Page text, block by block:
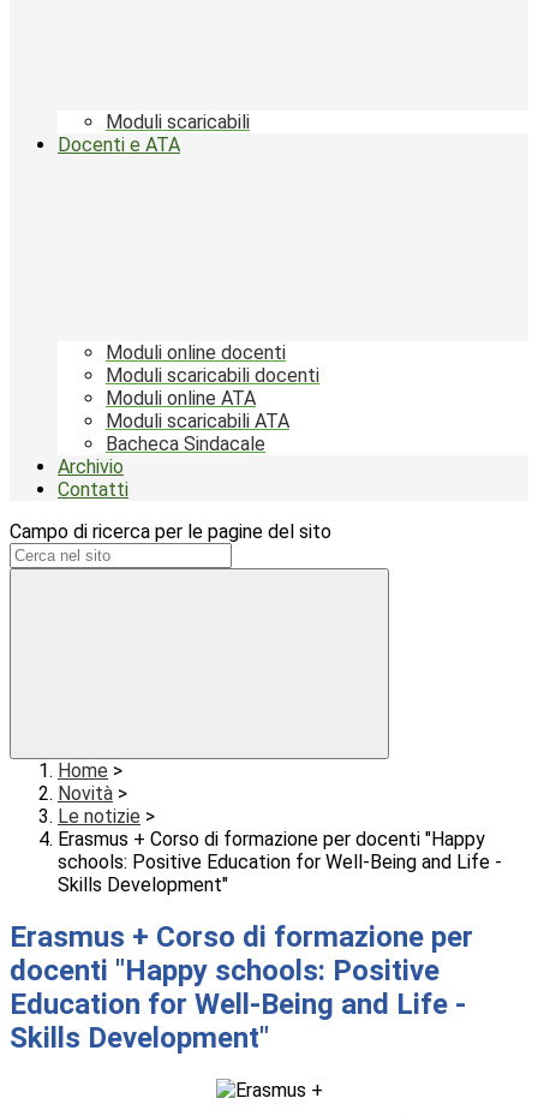
Moduli scaricabili
Docenti e ATA
Moduli online docenti
Moduli scaricabili docenti
Moduli online ATA
Moduli scaricabili ATA
Bacheca Sindacale
Archivio
Contatti
Campo di ricerca per le pagine del sito
Home >
Novità >
Le notizie >
Erasmus + Corso di formazione per docenti "Happy
schools: Positive Education for Well-Being and Life -
Skills Development"
Erasmus + Corso di formazione per
docenti "Happy schools: Positive
Education for Well-Being and Life -
Skills Development"